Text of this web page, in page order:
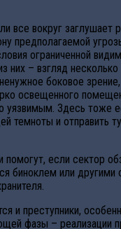
все вокруг
предполагаемой
ограниченной
них – взгляд
боковое
освещенного
Здесь тоже
темноты и отправить
если сектор
биноклем или
и преступники,
фазы – реализации